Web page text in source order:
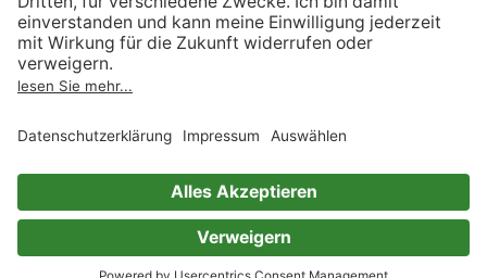
Act
Verträge hier kündigen
Impressum
Immer ein gutes Buch